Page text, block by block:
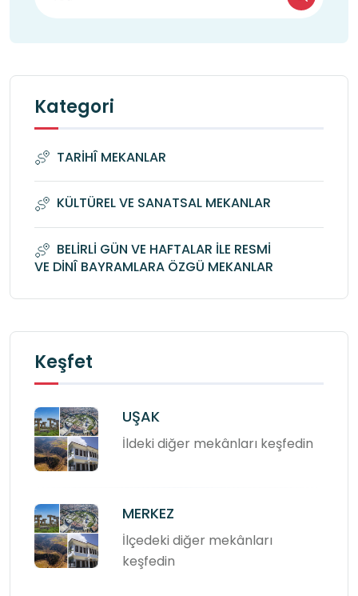
Kategori
TARİHÎ MEKANLAR
KÜLTÜREL VE SANATSAL MEKANLAR
BELİRLİ GÜN VE HAFTALAR İLE RESMİ
VE DİNÎ BAYRAMLARA ÖZGÜ MEKANLAR
Keşfet
UŞAK
İldeki diğer mekânları keşfedin
MERKEZ
İlçedeki diğer mekânları
keşfedin